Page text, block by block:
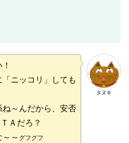
タヌキ
ニッコリ」しても
～んだから、安否
Ａだろ？
～ グフグフ